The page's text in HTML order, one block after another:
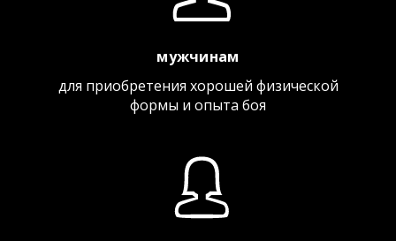
мужчинам
для приобретения хорошей физической
формы и опыта боя